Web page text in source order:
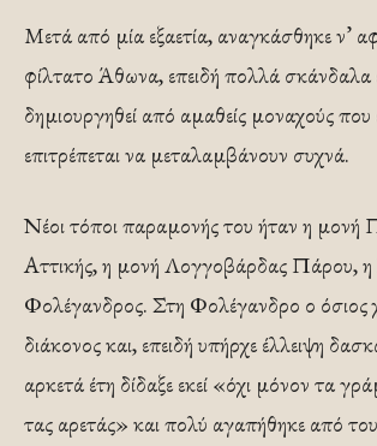
Μετά από μία εξαετία, αναγκάσθηκε ν’
φίλτατο Άθωνα, επειδή πολλά σκάνδαλα
δημιουργηθεί από αμαθείς μοναχούς
επιτρέπεται να μεταλαμβάνουν συχνά.
Νέοι τόποι παραμονής του ήταν η μονή
Αττικής, η μονή Λογγοβάρδας Πάρου, η
Φολέγανδρος. Στη Φολέγανδρο ο όσιος
διάκονος και, επειδή υπήρχε έλλειψη
αρκετά έτη δίδαξε εκεί «όχι μόνον τα
τας αρετάς» και πολύ αγαπήθηκε από